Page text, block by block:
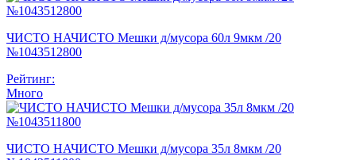
ЧИСТО НАЧИСТО Мешки д/мусора 60л 9мкм /20
№1043512800
Рейтинг:
Много
ЧИСТО НАЧИСТО Мешки д/мусора 35л 8мкм /20